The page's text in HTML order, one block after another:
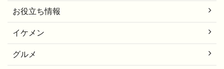
お役立ち情報
イケメン
グルメ